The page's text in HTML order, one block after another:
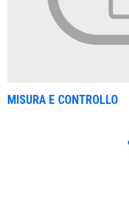
MISURA E CONTROLLO